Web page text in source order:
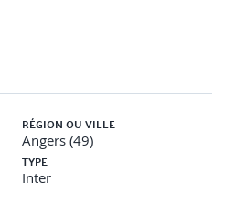
RÉGION OU VILLE
Angers (49)
TYPE
Inter